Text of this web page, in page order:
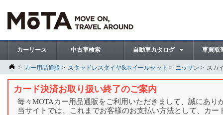
カーリース 中古車検索 自動車カタログ 車買取
カー用品通販 スタッドレスタイヤ&ホイールセット ニッサン スカ
カード決済お取り扱い終了のご案内
毎々MOTAカー用品通販をご利用いただきまして、誠にあり
当サイトでは、これまでお客様のお支払い方法として、カ